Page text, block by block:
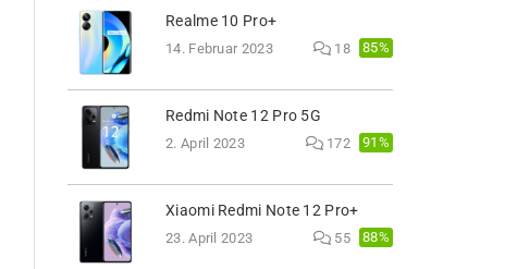
Realme 10 Pro+
14. Februar 2023 18 85%
Redmi Note 12 Pro 5G
2. April 2023 172 91%
Xiaomi Redmi Note 12 Pro+
23. April 2023 55 88%